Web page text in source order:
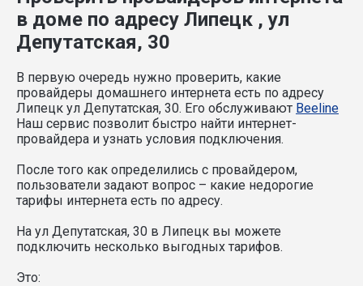
в доме по адресу Липецк , ул
Депутатская, 30
В первую очередь нужно проверить, какие
провайдеры домашнего интернета есть по адресу
Липецк ул Депутатская, 30. Его обслуживают Beeline
Наш сервис позволит быстро найти интернет-
провайдера и узнать условия подключения.
После того как определились с провайдером,
пользователи задают вопрос – какие недорогие
тарифы интернета есть по адресу.
На ул Депутатская, 30 в Липецк вы можете
подключить несколько выгодных тарифов.
Это: